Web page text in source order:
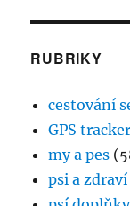
RUBRIKY
cestování
GPS
my a pes
psi a zdraví